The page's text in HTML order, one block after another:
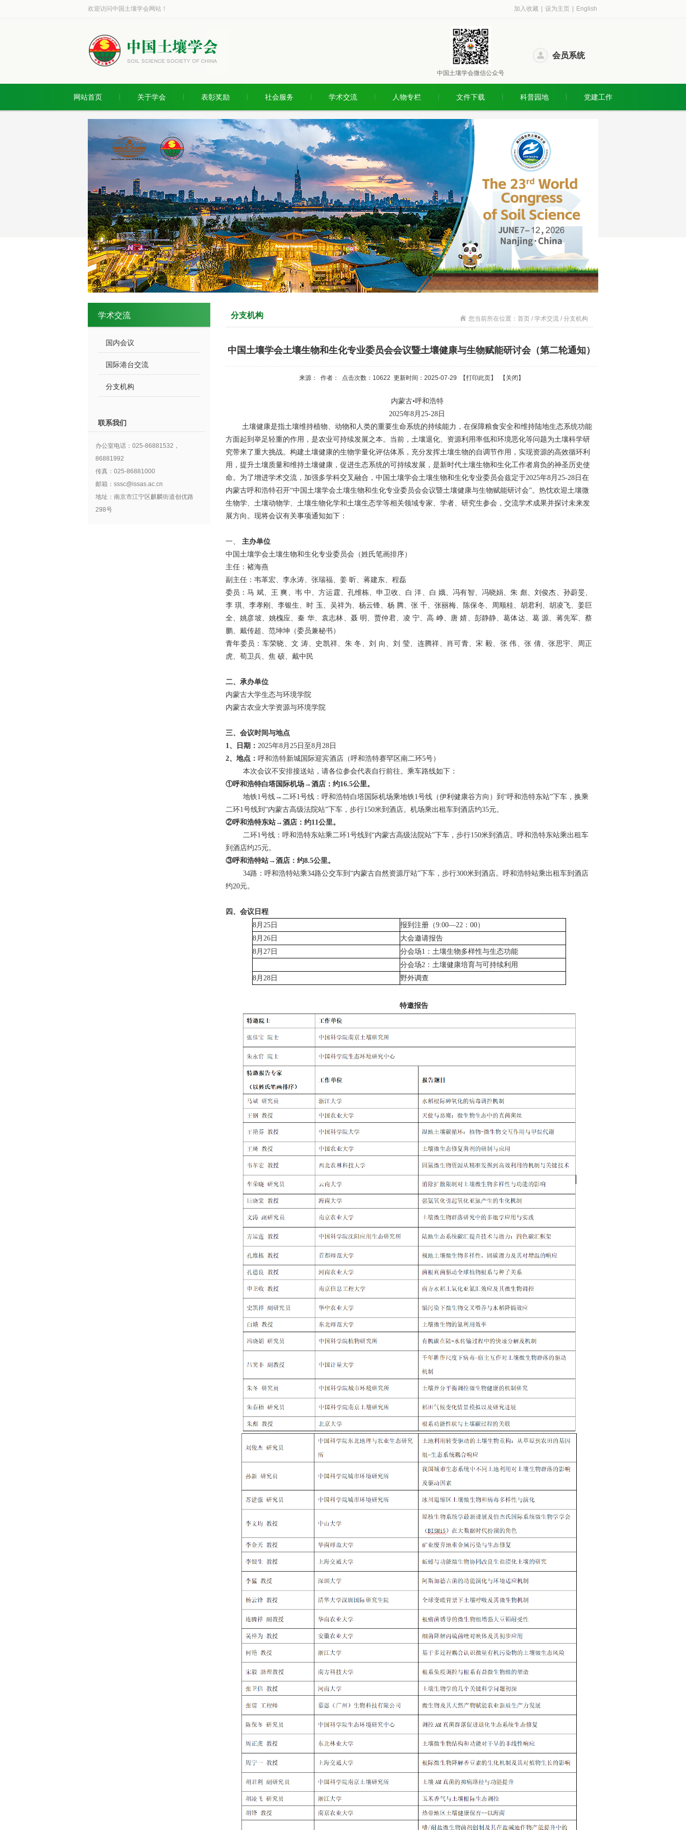
欢迎访问中国土壤学会网站！ 加入收藏 设为主页 English
会员系统
中国土壤学会微信公众号
网站首页 关于学会 表彰奖励 社会服务 学术交流 人物专栏 文件下载 科普园地 党建工作
学术交流
国内会议
国际港台交流
分支机构
联系我们
办公室电话：025-86881532，
86881992
传真：025-86881000
邮箱：sssc@issas.ac.cn
地址：南京市江宁区麒麟街道创优路
298号
分支机构 您当前所在位置：首页 / 学术交流 / 分支机构
中国土壤学会土壤生物和生化专业委员会会议暨土壤健康与生物赋能研讨会（第二轮通知）
来源： 作者： 点击次数： 10622 更新时间：2025-07-29 【打印此页】 【 关闭 】
内蒙古•呼和浩特
2025年8月25-28日
土壤健康是指土壤维持植物、动物和人类的重要生命系统的持续能力，在保障粮食安全和维持陆地生态系统功能
方面起到举足轻重的作用，是农业可持续发展之本。当前，土壤退化、资源利用率低和环境恶化等问题为土壤科学研
究带来了重大挑战。构建土壤健康的生物学量化评估体系，充分发挥土壤生物的自调节作用，实现资源的高效循环利
用，提升土壤质量和维持土壤健康，促进生态系统的可持续发展，是新时代土壤生物和生化工作者肩负的神圣历史使
命。为了增进学术交流，加强多学科交叉融合，中国土壤学会土壤生物和生化专业委员会兹定于2025年8月25-28日在
内蒙古呼和浩特召开“中国土壤学会土壤生物和生化专业委员会会议暨土壤健康与生物赋能研讨会”。热忱欢迎土壤微
生物学、土壤动物学、土壤生物化学和土壤生态学等相关领域专家、学者、研究生参会，交流学术成果并探讨未来发
展方向。现将会议有关事项通知如下：
一、 主办单位
中国土壤学会土壤生物和生化专业委员会（姓氏笔画排序）
主任：褚海燕
副主任：韦革宏、李永涛、张瑞福、姜 昕、蒋建东、程磊
委员：马 斌、王 爽、韦 中、方运霆、孔维栋、申卫收、白 洋、白 娥、冯有智、冯晓娟、朱 彪、刘俊杰、孙蔚旻、
李 琪、李孝刚、李银生、时 玉、吴祥为、杨云锋、杨 腾、张 千、张丽梅、陈保冬、周顺桂、胡君利、胡凌飞、姜巨
全、姚彦坡、姚槐应、秦 华、袁志林、聂 明、贾仲君、凌 宁、高 峥、唐 婧、彭静静、葛体达、葛 源、蒋先军、蔡
鹏、戴传超、范坤坤（委员兼秘书）
青年委员：车荣晓、文 涛、史凯祥、朱 冬、刘 向、刘 莹、连腾祥、肖可青、宋 毅、张 伟、张 倩、张思宇、周正
虎、荀卫兵、焦 硕、戴中民
二、承办单位
内蒙古大学生态与环境学院
内蒙古农业大学资源与环境学院
三、会议时间与地点
1、日期： 2025年8月25日至8月28日
2、地点： 呼和浩特新城国际迎宾酒店（呼和浩特赛罕区南二环5号）
本次会议不安排接送站，请各位参会代表自行前往。乘车路线如下：
①呼和浩特白塔国际机场→酒店：约16.5公里。
地铁1号线→二环1号线：呼和浩特白塔国际机场乘地铁1号线（伊利健康谷方向）到“呼和浩特东站”下车，换乘
二环1号线到“内蒙古高级法院站”下车，步行150米到酒店。机场乘出租车到酒店约35元。
②呼和浩特东站→酒店：约11公里。
二环1号线：呼和浩特东站乘二环1号线到“内蒙古高级法院站”下车，步行150米到酒店。呼和浩特东站乘出租车
到酒店约25元。
③呼和浩特站→酒店：约8.5公里。
34路：呼和浩特站乘34路公交车到“内蒙古自然资源厅站”下车，步行300米到酒店。呼和浩特站乘出租车到酒店
约20元。
四、会议日程
8月25日
报到注册（9:00—22：00）
8月26日
大会邀请报告
8月27日
分会场1：土壤生物多样性与生态功能
分会场2：土壤健康培育与可持续利用
8月28日
野外调查
特邀报告